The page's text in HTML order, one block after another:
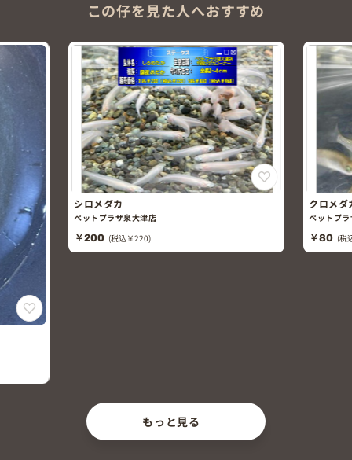
この仔を見た人へおすすめ
シロメダカ
ペットプラザ泉大津店
￥200 (税込￥220)
クロメダ
ペットプ
￥80 (税
もっと見る